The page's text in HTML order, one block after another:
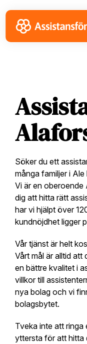
to
primary
navigation
to
main
content
to
footer
Söker du ett
många familjer i
Vi är en oberoende
dig att hitta rätt
har vi hjälpt över
kundnöjdhet ligger
Vår tjänst är helt
Vårt mål är alltid
en bättre kvalitet i
villkor till
nya bolag och vi
bolagsbytet.
Tveka inte att ringa
yttersta för att hitta